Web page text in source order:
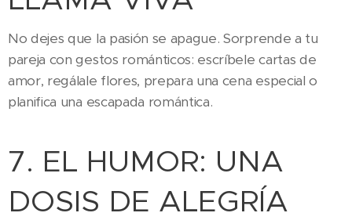
No dejes que la pasión se apague. Sorprende a tu
pareja con gestos románticos: escríbele cartas de
amor, regálale flores, prepara una cena especial o
planifica una escapada romántica.
7. EL HUMOR: UNA
DOSIS DE ALEGRÍA